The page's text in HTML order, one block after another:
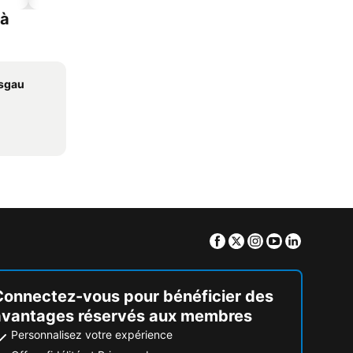
Facebook
TwitterInstagram
Youtube
vous pour bénéficier des
réservés aux membres
Personnalisez votre expérience